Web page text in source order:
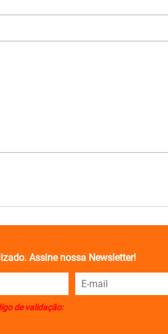
Assine nossa Newsletter!
de validação: